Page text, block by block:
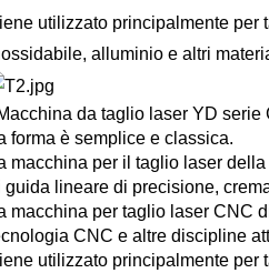
utilizzato principalmente per
alluminio e altri
da taglio laser YD serie
forma è semplice e classica.
macchina per il taglio laser
guida lineare di precisione,
macchina per taglio laser CNC
CNC e altre discipline
utilizzato principalmente per